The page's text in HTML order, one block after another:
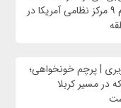
ایران: انهدام ۹ مرکز نظامی آمریکا در
| پرچم خونخواهی؛
در مسیر کربلا